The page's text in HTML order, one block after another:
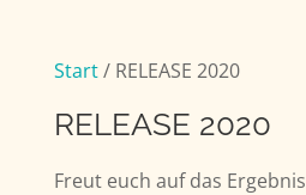
Start/ RELEASE 2020
RELEASE 2020
Freut euch auf das Ergebnis